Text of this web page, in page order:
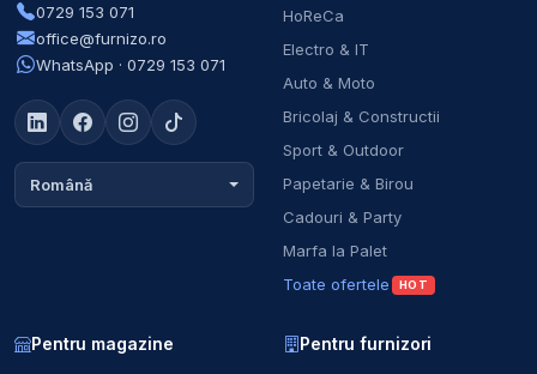
0729 153 071
office@furnizo.ro
WhatsApp · 0729 153 071
Română
HoReCa
Electro & IT
Auto & Moto
Bricolaj & Constructii
Sport & Outdoor
Papetarie & Birou
Cadouri & Party
Marfa la Palet
Toate ofertele
HOT
Pentru magazine Pentru furnizori